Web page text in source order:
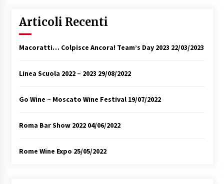
Articoli Recenti
Macoratti… Colpisce Ancora! Team’s Day 2023 22/03/2023
Linea Scuola 2022 – 2023 29/08/2022
Go Wine – Moscato Wine Festival 19/07/2022
Roma Bar Show 2022 04/06/2022
Rome Wine Expo 25/05/2022